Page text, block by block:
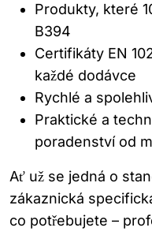
Produkty, které
B394
Certifikáty EN
každé dodávce
Rychlé a
Praktické a
poradenství od
Ať už se jedná o
zákaznická
co potřebujete –